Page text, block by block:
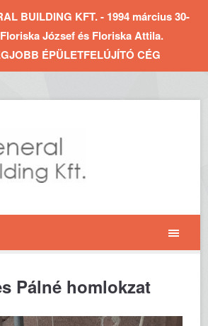
BUILDING KFT. - 1994 március 30-
József és Floriska Attila.
ÉPÜLETFELÚJÍTÓ CÉG
Pálné homlokzat